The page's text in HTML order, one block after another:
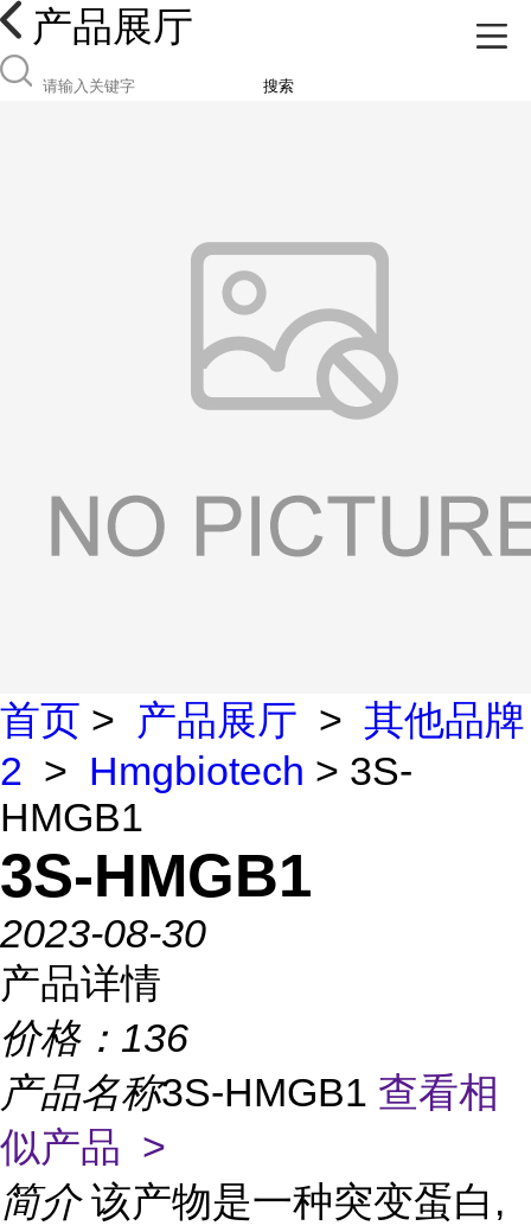
产品展厅
搜索
首页 > 产品展厅 > 其他品牌
2 > Hmgbiotech > 3S-
HMGB1
3S-HMGB1
2023-08-30
产品详情
价格： 136
产品名称3S-HMGB1 查看相
似产品 >
简介 该产物是一种突变蛋白,